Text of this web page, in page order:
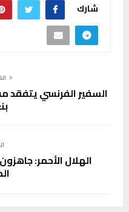
شارك
السفير الفرنسي
الهلال الأحمر: